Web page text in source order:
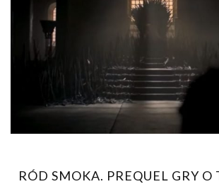
RÓD SMOKA. PREQUEL GRY O